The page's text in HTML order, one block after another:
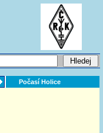
Počasí Holice